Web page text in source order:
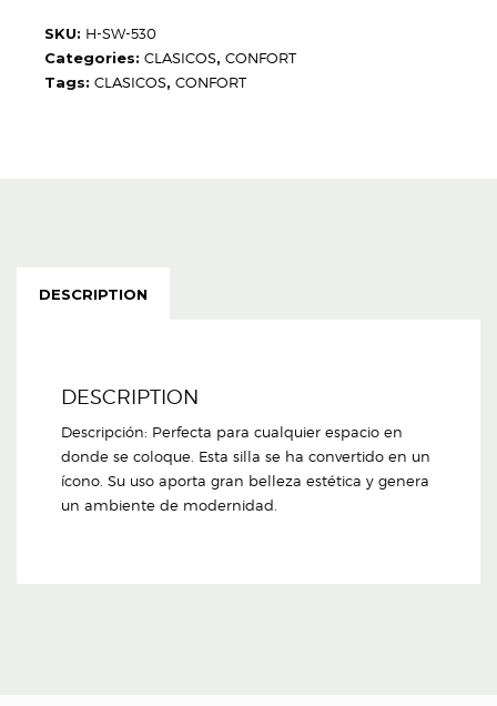
530
quantity
SKU: H-SW-530
Categories: CLASICOS, CONFORT
Tags: CLASICOS, CONFORT
DESCRIPTION
DESCRIPTION
Descripción: Perfecta para cualquier espacio en
donde se coloque. Esta silla se ha convertido en un
ícono. Su uso aporta gran belleza estética y genera
un ambiente de modernidad.